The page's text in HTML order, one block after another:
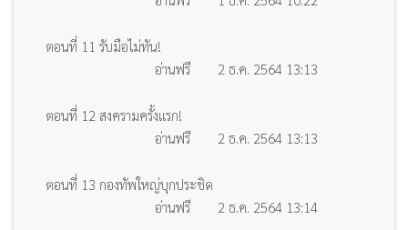
ตอนที่ 11 รับมือไม่ทัน!
อ่านฟรี
2 ธ.ค. 2564 13:13
ตอนที่ 12 สงครามครั้งแรก!
อ่านฟรี
2 ธ.ค. 2564 13:13
ตอนที่ 13 กองทัพใหญ่บุกประชิด
อ่านฟรี
2 ธ.ค. 2564 13:14